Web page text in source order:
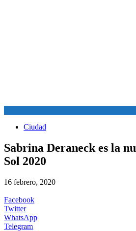
Ciudad
Sabrina Deraneck es la
Sol 2020
16 febrero, 2020
Facebook
Twitter
WhatsApp
Telegram